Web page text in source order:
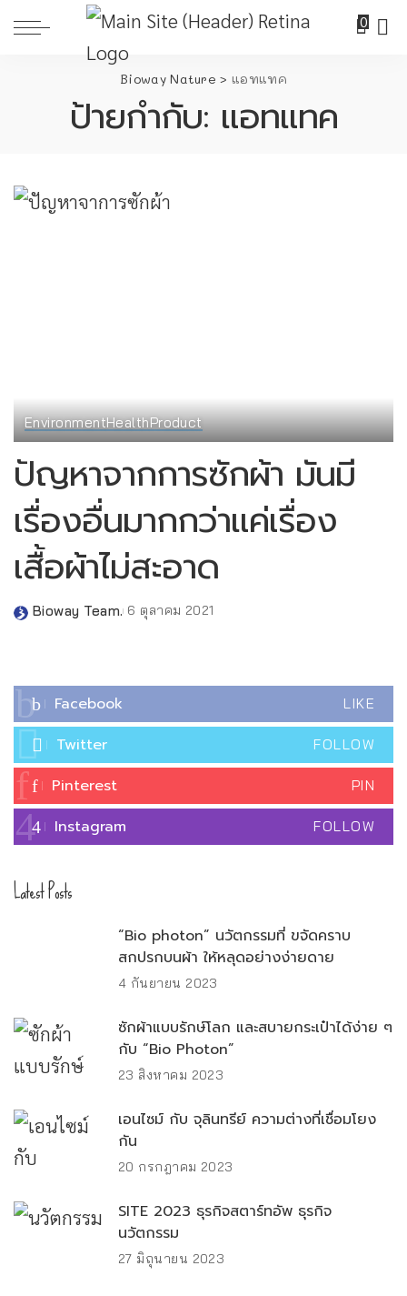
0
Bioway Nature > แอทแทค
ป้ายกำกับ: แอทแทค
EnvironmentHealthProduct
ปัญหาจากการซักผ้า มันมี
เรื่องอื่นมากกว่าแค่เรื่อง
เสื้อผ้าไม่สะอาด
Posted
Bioway Team. 6 ตุลาคม 2021
Facebook LIKE
Twitter FOLLOW
Pinterest PIN
Instagram FOLLOW
Latest Posts
“Bio photon” นวัตกรรมที่ ขจัดคราบ
สกปรกบนผ้า ให้หลุดอย่างง่ายดาย
4 กันยายน 2023
ซักผ้าแบบรักษ์โลก และสบายกระเป๋าได้ง่าย ๆ
กับ “Bio Photon”
23 สิงหาคม 2023
เอนไซม์ กับ จุลินทรีย์ ความต่างที่เชื่อมโยง
กัน
20 กรกฎาคม 2023
SITE 2023 ธุรกิจสตาร์ทอัพ ธุรกิจ
นวัตกรรม
27 มิถุนายน 2023